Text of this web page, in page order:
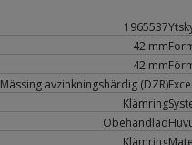
1965537
42 mm
42 mm
Mässing avzinkningshärdig (DZR)
Klämring
Obehandlad
Klämring